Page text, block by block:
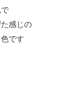
感じの
です